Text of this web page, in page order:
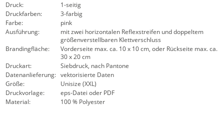
Druck:
1-seitig
Druckfarben:
3-farbig
Farbe:
pink
Ausführung:
mit zwei horizontalen Reflexstreifen und doppeltem
größenverstellbaren Klettverschluss
Brandingfläche:
Vorderseite max. ca. 10 x 10 cm, oder Rückseite max. ca.
30 x 20 cm
Druckart:
Siebdruck, nach Pantone
Datenanlieferung: vektorisierte Daten
Größe:
Unisize (XXL)
Druckvorlage:
eps-Datei oder PDF
Material:
100 % Polyester